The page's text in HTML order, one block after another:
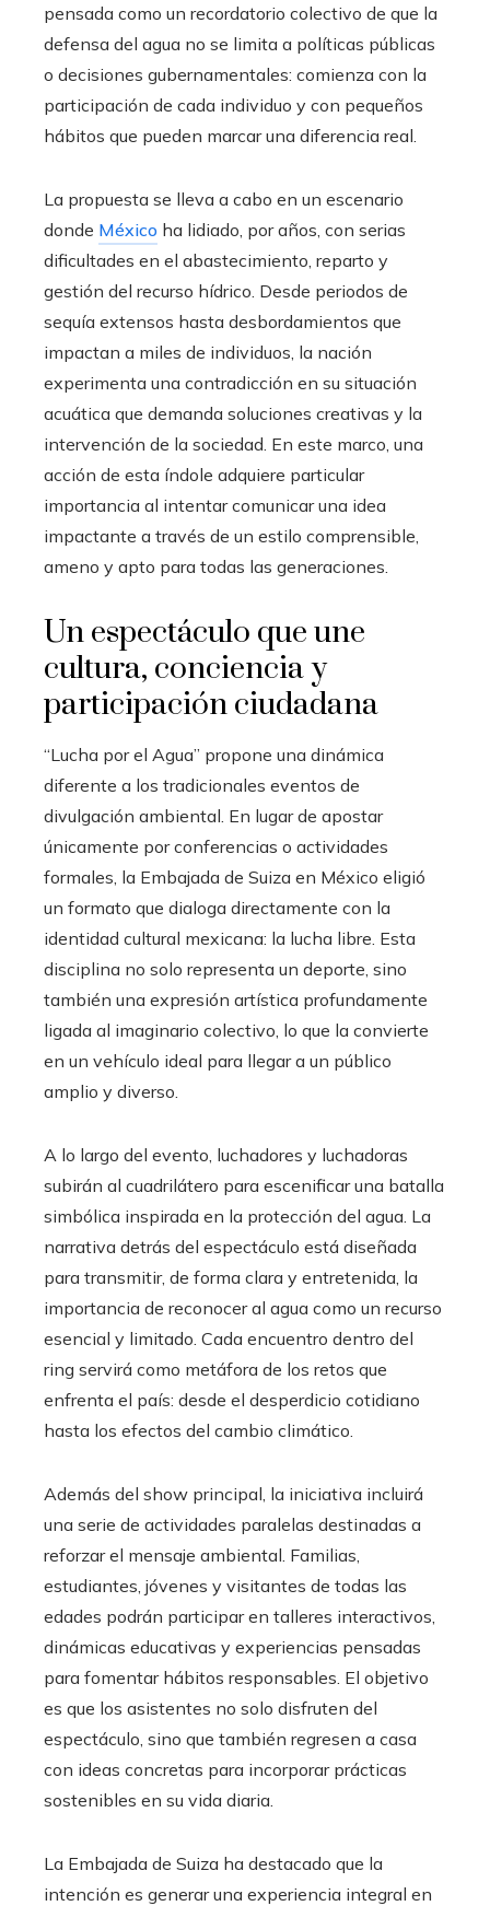
pensada como un recordatorio colectivo de que la
defensa del agua no se limita a políticas públicas
o decisiones gubernamentales: comienza con la
participación de cada individuo y con pequeños
hábitos que pueden marcar una diferencia real.
La propuesta se lleva a cabo en un escenario
donde México ha lidiado, por años, con serias
dificultades en el abastecimiento, reparto y
gestión del recurso hídrico. Desde periodos de
sequía extensos hasta desbordamientos que
impactan a miles de individuos, la nación
experimenta una contradicción en su situación
acuática que demanda soluciones creativas y la
intervención de la sociedad. En este marco, una
acción de esta índole adquiere particular
importancia al intentar comunicar una idea
impactante a través de un estilo comprensible,
ameno y apto para todas las generaciones.
Un espectáculo que une
cultura, conciencia y
participación ciudadana
“Lucha por el Agua” propone una dinámica
diferente a los tradicionales eventos de
divulgación ambiental. En lugar de apostar
únicamente por conferencias o actividades
formales, la Embajada de Suiza en México eligió
un formato que dialoga directamente con la
identidad cultural mexicana: la lucha libre. Esta
disciplina no solo representa un deporte, sino
también una expresión artística profundamente
ligada al imaginario colectivo, lo que la convierte
en un vehículo ideal para llegar a un público
amplio y diverso.
A lo largo del evento, luchadores y luchadoras
subirán al cuadrilátero para escenificar una batalla
simbólica inspirada en la protección del agua. La
narrativa detrás del espectáculo está diseñada
para transmitir, de forma clara y entretenida, la
importancia de reconocer al agua como un recurso
esencial y limitado. Cada encuentro dentro del
ring servirá como metáfora de los retos que
enfrenta el país: desde el desperdicio cotidiano
hasta los efectos del cambio climático.
Además del show principal, la iniciativa incluirá
una serie de actividades paralelas destinadas a
reforzar el mensaje ambiental. Familias,
estudiantes, jóvenes y visitantes de todas las
edades podrán participar en talleres interactivos,
dinámicas educativas y experiencias pensadas
para fomentar hábitos responsables. El objetivo
es que los asistentes no solo disfruten del
espectáculo, sino que también regresen a casa
con ideas concretas para incorporar prácticas
sostenibles en su vida diaria.
La Embajada de Suiza ha destacado que la
intención es generar una experiencia integral en